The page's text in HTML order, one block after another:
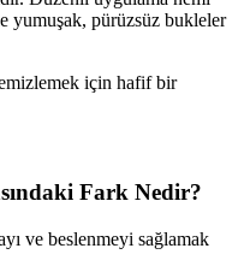
yumuşak, pürüzsüz bukleler
için hafif bir
Fark Nedir?
ve beslenmeyi sağlamak